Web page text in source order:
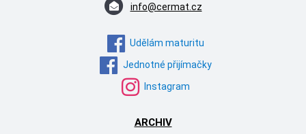
info@cermat.cz
Udělám maturitu
Jednotné přijímačky
Instagram
ARCHIV